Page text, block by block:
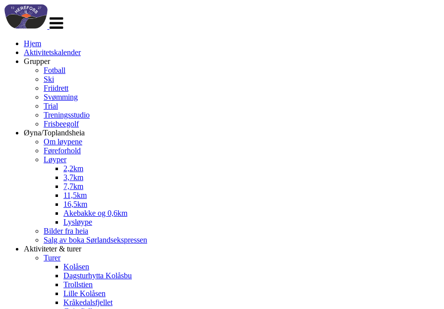
navigasjon
Hjem
Aktivitetskalender
Grupper
Fotball
Ski
Friidrett
Svømming
Trial
Treningsstudio
Frisbeegolf
Øyna/Toplandsheia
Om løypene
Føreforhold
Løyper
2,2km
3,7km
7,7km
11,5km
16,5km
Akebakke og 0,6km
Lysløype
Bilder fra heia
Salg av boka Sørlandsekspressen
Aktiviteter & turer
Turer
Kolåsen
Dagsturhytta Kolåsbu
Trollstien
Lille Kolåsen
Kråkedalsfjellet